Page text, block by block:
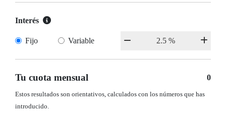
Interés
Fijo Variable
Tu cuota mensual 0
Estos resultados son orientativos, calculados con los números que has
introducido.